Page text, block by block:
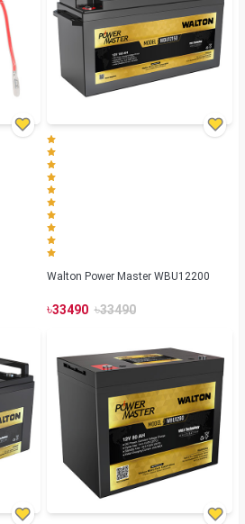
Walton Power Master WBU12200
৳33490 ৳33490